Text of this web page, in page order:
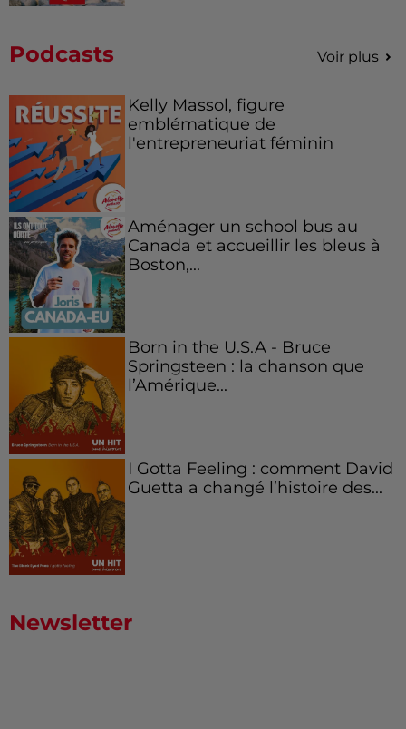
Podcasts Voir plus
Kelly Massol, figure
emblématique de
l'entrepreneuriat féminin
Aménager un school bus au
Canada et accueillir les bleus à
Boston,...
Born in the U.S.A - Bruce
Springsteen : la chanson que
l’Amérique...
I Gotta Feeling : comment David
Guetta a changé l’histoire des...
Newsletter